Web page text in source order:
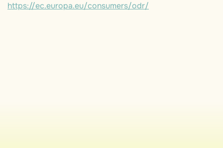
https://ec.europa.eu/consumers/odr/